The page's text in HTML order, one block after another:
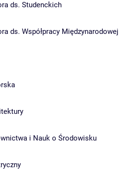
ds. Studenckich
ds. Współpracy Międzynarodowej
i Nauk o Środowisku